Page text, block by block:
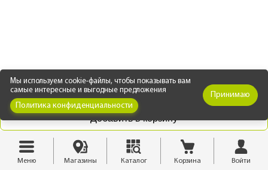
Добавить в корзину
Мы используем cookie-файлы, чтобы показывать вам
самые интересные и выгодные предложения
Политика конфиденциальности
Принимаю
Меню Магазины Каталог Корзина Войти